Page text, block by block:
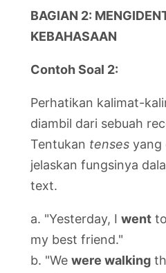
BAGIAN 2:
KEBAHASAAN
Contoh Soal 2:
Perhatikan kalimat-
diambil dari sebuah
Tentukan tenses yang
jelaskan fungsinya
text.
a. "Yesterday, I went
my best friend."
b. "We were walking